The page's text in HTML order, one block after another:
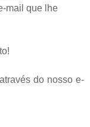
mail que lhe
do nosso e-